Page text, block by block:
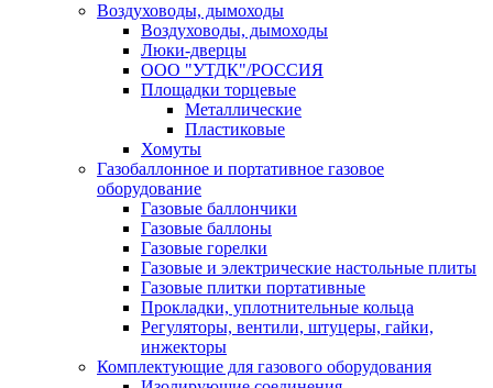
Воздуховоды, дымоходы
Воздуховоды, дымоходы
Люки-дверцы
ООО "УТДК"/РОССИЯ
Площадки торцевые
Металлические
Пластиковые
Хомуты
Газобаллонное и портативное газовое
оборудование
Газовые баллончики
Газовые баллоны
Газовые горелки
Газовые и электрические настольные плиты
Газовые плитки портативные
Прокладки, уплотнительные кольца
Регуляторы, вентили, штуцеры, гайки,
инжекторы
Комплектующие для газового оборудования